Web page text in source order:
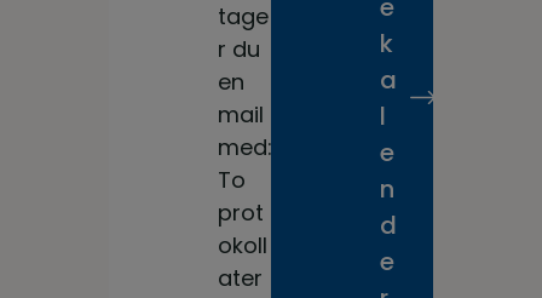
tage
r du
en
mail
med:
To
prot
okoll
ater
k
a
l
e
n
d
e